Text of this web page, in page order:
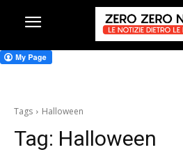
Tags Halloween
Tag: Halloween